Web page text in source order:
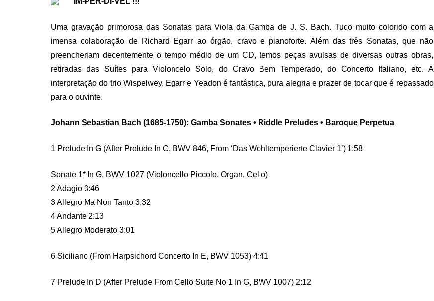
Uma gravação primorosa das Sonatas para Viola da Gamba de J. S. Bach. Tudo muito colorido com a
imensa colaboração de Richard Egarr ao órgão, cravo e pianoforte. Além das três Sonatas, que não
preencheriam decentemente o tempo médio de um CD, temos peças avulsas de diversas outras obras,
retiradas das Suítes para Violoncelo Solo, do Cravo Bem Temperado, do Concerto Italiano, etc. A
interpretação do trio Wispelwey, Egarr e Yeadon é fantástica, pura alegria e prazer de tocar que é repassado
para o ouvinte.
Johann Sebastian Bach (1685-1750): Gamba Sonates • Riddle Preludes • Baroque Perpetua
1 Prelude In G (After Prelude In C, BWV 846, From ‘Das Wohltemperierte Clavier 1’) 1:58
Sonate 1* In G, BWV 1027 (Violoncello Piccolo, Organ, Cello)
2 Adagio 3:46
3 Allegro Ma Non Tanto 3:32
4 Andante 2:13
5 Allegro Moderato 3:01
6 Siciliano (From Harpsichord Concerto In E, BWV 1053) 4:41
7 Prelude In D (After Prelude From Cello Suite No 1 In G, BWV 1007) 2:12